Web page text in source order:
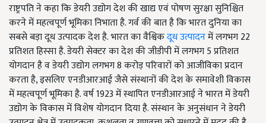
राष्ट्रपति ने कहा कि डेयरी उद्योग देश की खाद्य एवं पोषण सुरक्षा सुनिश्चित
करने में महत्वपूर्ण भूमिका निभाता है. गर्व की बात है कि भारत दुनिया का
सबसे बड़ा दूध उत्पादक देश है. भारत का वैश्विकदूध उत्पादनमें लगभग 22
प्रतिशत हिस्सा है. डेयरी सेक्टर का देश की जीडीपी में लगभग 5 प्रतिशत
योगदान है व डेयरी उद्योग लगभग 8 करोड़ परिवारों को आजीविका प्रदान
करता है, इसलिए एनडीआरआई जैसे संस्थानों की देश के समावेशी विकास
में महत्वपूर्ण भूमिका है. वर्ष 1923 में स्थापित एनडीआरआई ने भारत में डेयरी
उद्योग के विकास में विशेष योगदान दिया है. संस्थान के अनुसंधान ने डेयरी